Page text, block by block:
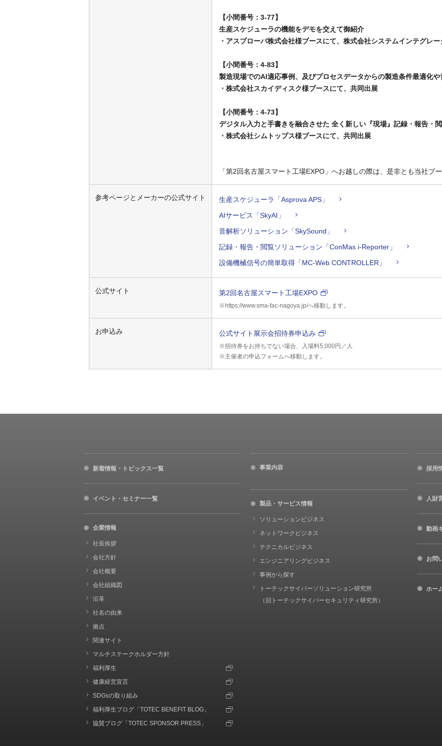
【小間番号：3-77】
生産スケジューラの機能をデモを交えて御紹介
・アスプローバ株式会社様ブースにて、株式会社システムインテグレ
【小間番号：4-83】
製造現場でのAI適応事例、及びプロセスデータからの製造条件最適化
・株式会社スカイディスク様ブースにて、共同出展
【小間番号：4-73】
デジタル入力と手書きを融合させた 全く新しい『現場』記録・報告・
・株式会社シムトップス様ブースにて、共同出展
「第2回名古屋スマート工場EXPO」へお越しの際は、是非とも当社ブ
参考ページとメーカーの公式サイト
生産スケジューラ「Asprova APS」
AIサービス「SkyAI」
音解析ソリューション「SkySound」
記録・報告・閲覧ソリューション「ConMas i-Reporter」
設備機械信号の簡単取得「MC-Web CONTROLLER」
公式サイト 第2回名古屋スマート工場EXPO
※https://www.sma-fac-nagoya.jp/へ移動します。
お申込み 公式サイト展示会招待券申込み
※招待券をお持ちでない場合、入場料5,000円／人
※主催者の申込フォームへ移動します。
新着情報・トピックス一覧
イベント・セミナー一覧
企業情報
社長挨拶
会社方針
会社概要
会社組織図
沿革
社名の由来
拠点
関連サイト
マルチステークホルダー方針
福利厚生
健康経営宣言
SDGsの取り組み
福利厚生ブログ「TOTEC BENEFIT BLOG」
協賛ブログ「TOTEC SPONSOR PRESS」
事業内容
製品・サービス情報
ソリューションビジネス
ネットワークビジネス
テクニカルビジネス
エンジニアリングビジネス
事例から探す
トーテックサイバーソリューション研究所
（旧トーテックサイバーセキュリティ研究所）
採用
人財
動画
お問
ホー